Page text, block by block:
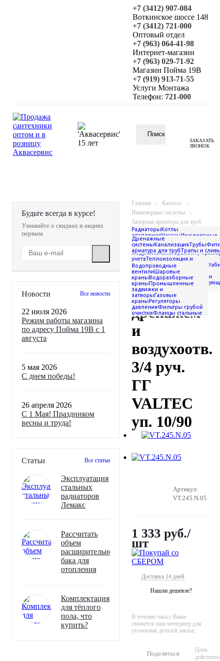
+7 (3412) 907-084
Воткинское шоссе 148
+7 (3412) 721-000
Оптовый отдел
+7 (963) 064-41-98
Интернет-магазин
+7 (963) 029-71-92
Магазин Пойма 19В
+7 (919) 913-71-55
Услуги Монтажа
Телефон: 721-000
ЗАКАЗАТЬ
ЗВОНОК
Будьте всегда в курсе!
Узнавайте о скидках и акциях
первым
Новости Все новости
22 июля 2026
Режим работы магазина
по адресу Пойма 19В с 1
августа
5 мая 2026
С днем победы!
26 апреля 2026
С 1 Мая! Праздником
весны и труда!
Статьи Все статьи
Эксплуатация
стальных
радиаторов
Лемакс
Рассчитать
объем
расширительного
бака для
отопления
Комплектация
для тёплого
пола, что
купить?
Главная - Каталог
-
Инженерные системы
РадиаторыКотлы
отопленияНасосыИнженерные
системыСантехника
Системы
водоснабженияГидрострелки и
модулиКонвекторыКИП /
учетаТеплоизоляция и
теплоносителиВентиляция
напряженияМатериалы для
монтажа Ремонтные хомуты и
муфтыАксессуары и
сада и дачи
-
Запорная арматура для труб
Дренажные
системыКанализацияТрубы
арматура для трубТрапы и
-
Краны специального
назначения
Водопроводные
вентилиШаровые
краныВодоразборные
краныПромышленные
задвижки и
затворыГазовые
краныРегуляторы
давленияФильтры грубой
очисткиФланцы стальные
-
Кран с дренажем и
воздухоотв. 3/4 руч. ГГ
VALTEC уп. 10/90
Кран с
дренажем
и
воздухоотв.
3/4 руч.
ГГ
VALTEC
уп. 10/90
Артикул:
VT.245.N.05
1 333 руб./
шт
Доставка 14 дней
Нашли дешевле?
В течение часа с Вами
свяжется наш менеджер для
уточнения деталей заказа.
Поделиться
Цена